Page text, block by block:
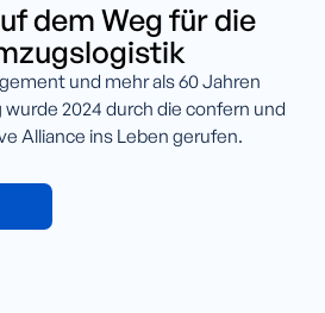
dem Weg für die
und mehr als 60 Jahren
2024 durch die confern und
Alliance ins Leben gerufen.